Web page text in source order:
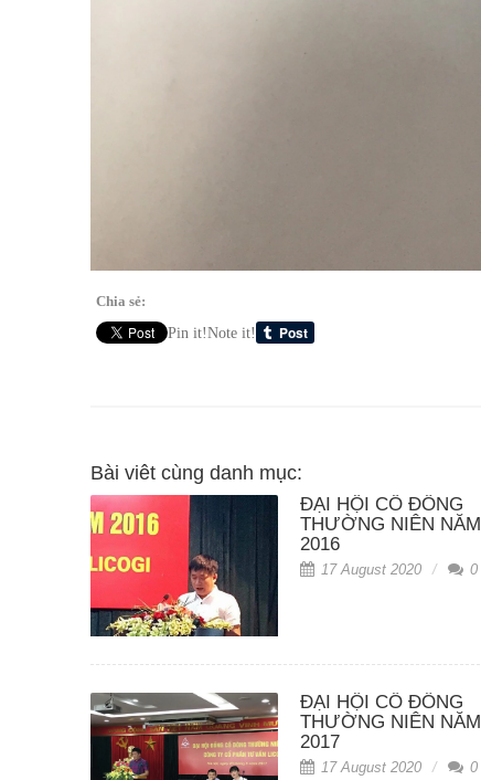
Chia sẻ:
Pin it!Note it!
Bài viêt cùng danh mục:
ĐẠI HỘI CỔ ĐÔNG
THƯỜNG NIÊN NĂM
2016
17 August 2020 0
ĐẠI HỘI CỔ ĐÔNG
THƯỜNG NIÊN NĂM
2017
17 August 2020 0